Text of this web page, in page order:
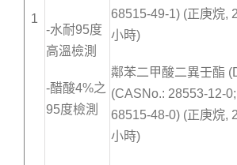
1
-水耐95度
高溫檢測
-醋酸4%之
95度檢測
68515-49-1) (正庚烷,
小時)
鄰苯二甲酸二異壬酯
(CASNo.: 28553-12-0;
68515-48-0) (正庚烷,
小時)